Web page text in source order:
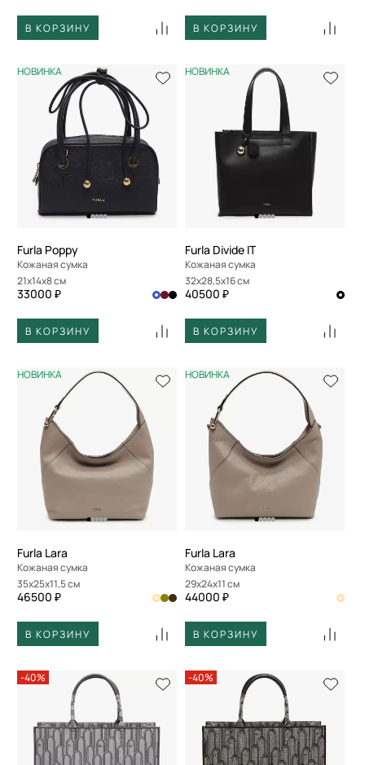
В КОРЗИНУ В КОРЗИНУ
НОВИНКА
Furla Poppy
Кожаная сумка
21x14x8 см
33000 ₽
В КОРЗИНУ
НОВИНКА
Furla Divide IT
Кожаная сумка
32x28,5x16 см
40500 ₽
В КОРЗИНУ
НОВИНКА
Furla Lara
Кожаная сумка
35x25x11,5 см
46500 ₽
В КОРЗИНУ
НОВИНКА
Furla Lara
Кожаная сумка
29x24x11 см
44000 ₽
В КОРЗИНУ
-40% -40%